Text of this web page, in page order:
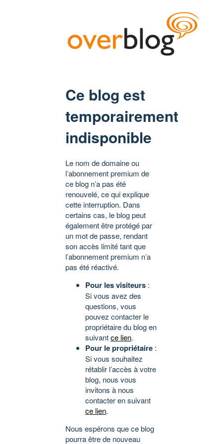
Ce blog est
temporairement
indisponible
Le nom de domaine ou
l’abonnement premium de
ce blog n’a pas été
renouvelé, ce qui explique
cette interruption. Dans
certains cas, le blog peut
également être protégé par
un mot de passe, rendant
son accès limité tant que
l’abonnement premium n’a
pas été réactivé.
Pour les visiteurs :
Si vous avez des
questions, vous
pouvez contacter le
propriétaire du blog en
suivantce lien.
Pour le propriétaire :
Si vous souhaitez
rétablir l’accès à votre
blog, nous vous
invitons à nous
contacter en suivant
ce lien.
Nous espérons que ce blog
pourra être de nouveau